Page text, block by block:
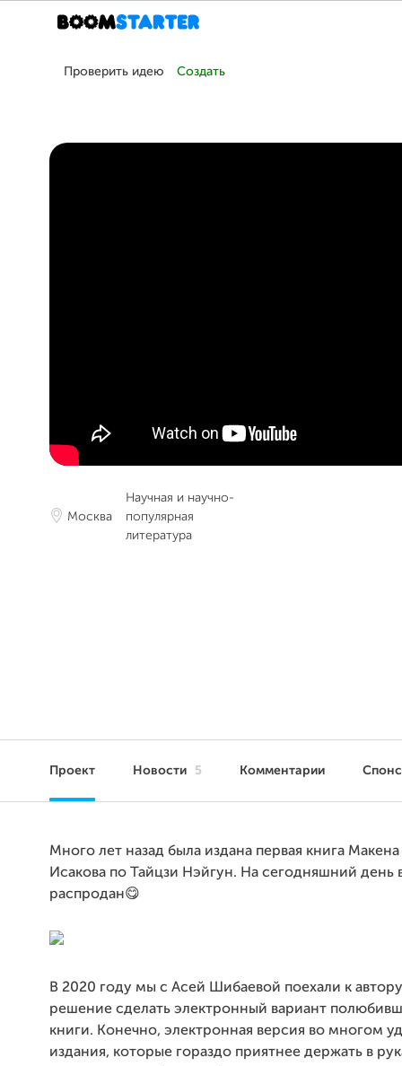
Проверить идею Создать
Москва
Научная и научно-
популярная
литература
Проект Новости 5 Комментарии
Много лет назад была издана первая книга
Исакова по Тайцзи Нэйгун. На сегодняшний день
распродан😋
В 2020 году мы с Асей Шибаевой поехали к
решение сделать электронный вариант
книги. Конечно, электронная версия во многом
издания, которые гораздо приятнее держать в